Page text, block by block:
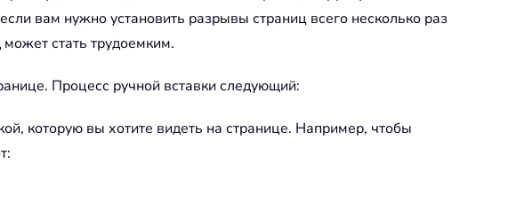
вам нужно установить разрывы страниц всего несколько раз
стать трудоемким.
Процесс ручной вставки следующий:
которую вы хотите видеть на странице. Например, чтобы